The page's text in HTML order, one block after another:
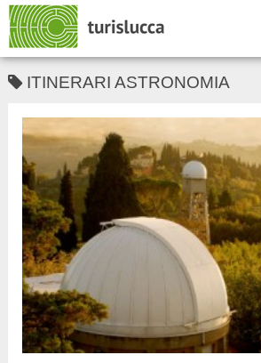
ITINERARI ASTRONOMIA